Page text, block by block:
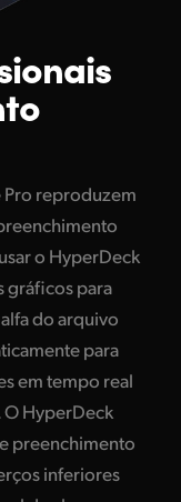
Pro reproduzem
o HyperDeck
gráficos para
do arquivo
para
em tempo real
HyperDeck
preenchimento
inferiores